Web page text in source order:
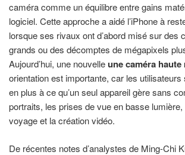
caméra comme un équilibre entre gains
logiciel. Cette approche a aidé l’iPhone à
lorsque ses rivaux ont d’abord misé sur des
grands ou des décomptes de mégapixels
Aujourd’hui, une nouvelleune caméra
orientation est importante, car les utilisateurs
en plus à ce qu’un seul appareil gère sans
portraits, les prises de vue en basse
voyage et la création vidéo.
De récentes notes d’analystes de Ming-Chi